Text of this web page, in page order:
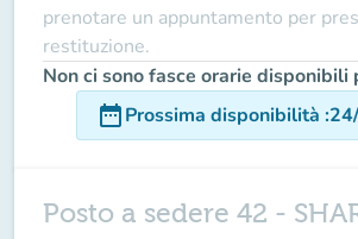
prenotare un appuntamento per
restituzione.
Non ci sono fasce orarie disponibili
date_rangeProssima disponibilità :
Posto a sedere 42 -